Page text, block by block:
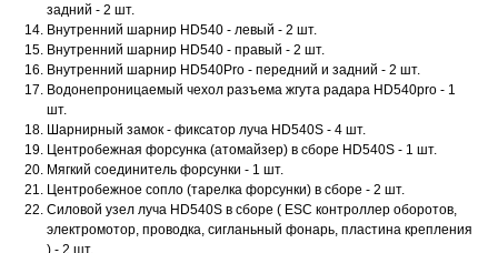
задний - 2 шт.
Внутренний шарнир HD540 - левый - 2 шт.
Внутренний шарнир HD540 - правый - 2 шт.
Внутренний шарнир HD540Pro - передний и задний - 2 шт.
Водонепроницаемый чехол разъема жгута радара HD540pro - 1
шт.
Шарнирный замок - фиксатор луча HD540S - 4 шт.
Центробежная форсунка (атомайзер) в сборе HD540S - 1 шт.
Мягкий соединитель форсунки - 1 шт.
Центробежное сопло (тарелка форсунки) в сборе - 2 шт.
Силовой узел луча HD540S в сборе ( ESC контроллер оборотов,
электромотор, проводка, сигланьный фонарь, пластина крепления